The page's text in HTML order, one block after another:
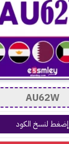
إضغط لنسخ الكود